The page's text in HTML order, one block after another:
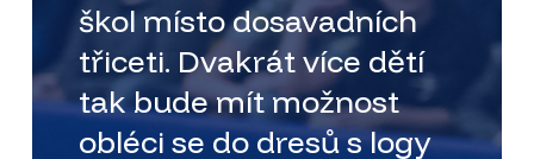
škol místo dosavadních
třiceti. Dvakrát více dětí
tak bude mít možnost
obléci se do dresů s logy